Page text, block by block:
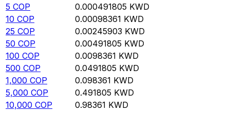
5 COP 0.000491805 KWD
10 COP 0.00098361 KWD
25 COP 0.00245903 KWD
50 COP 0.00491805 KWD
100 COP 0.0098361 KWD
500 COP 0.0491805 KWD
1,000 COP 0.098361 KWD
5,000 COP 0.491805 KWD
10,000 COP 0.98361 KWD